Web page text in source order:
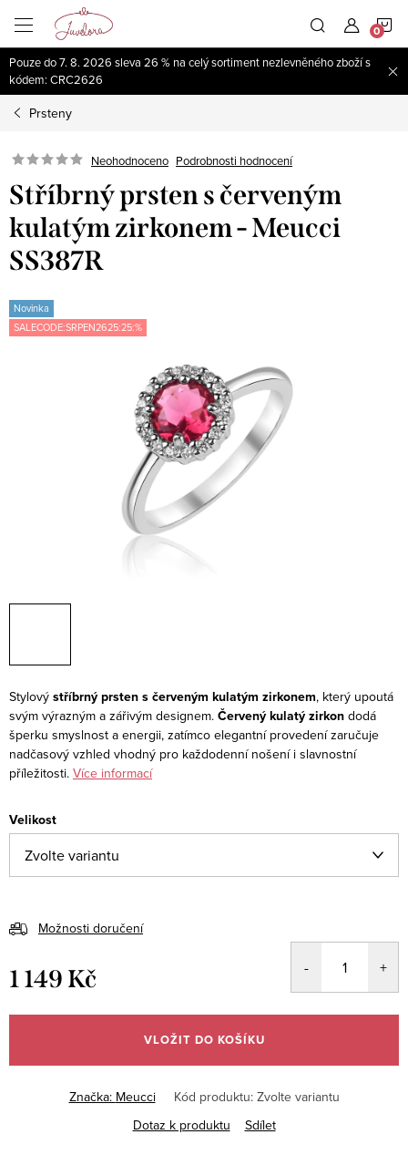
obsah
Pouze do 7. 8. 2026 sleva 26 % na celý sortiment nezlevněného zboží s
kódem: CRC2626
Prsteny
Neohodnoceno Podrobnosti hodnocení
Stříbrný prsten s červeným
kulatým zirkonem - Meucci
SS387R
Novinka
SALECODE:SRPEN2625:25:%
Stylový stříbrný prsten s červeným kulatým zirkonem, který upoutá
svým výrazným a zářivým designem. Červený kulatý zirkon dodá
šperku smyslnost a energii, zatímco elegantní provedení zaručuje
nadčasový vzhled vhodný pro každodenní nošení i slavnostní
příležitosti. Více informací
Velikost
Možnosti doručení
1 149 Kč
cena:
VLOŽIT DO KOŠÍKU
Značka: Meucci Kód produktu: Zvolte variantu
Dotaz k produktu
Sdílet